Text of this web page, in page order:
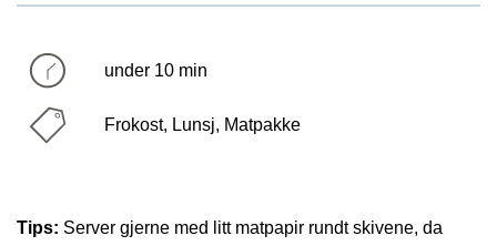
under 10 min
Frokost, Lunsj, Matpakke
Tips: Server gjerne med litt matpapir rundt skivene, da